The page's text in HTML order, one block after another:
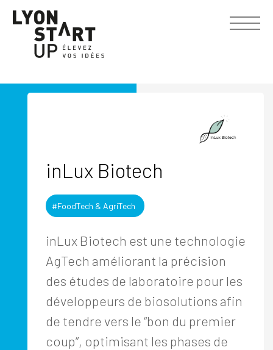
inLux Biotech
#FoodTech & AgriTech
inLux Biotech est une technologie
AgTech améliorant la précision
des études de laboratoire pour les
développeurs de biosolutions afin
de tendre vers le “bon du premier
coup”, optimisant les phases de